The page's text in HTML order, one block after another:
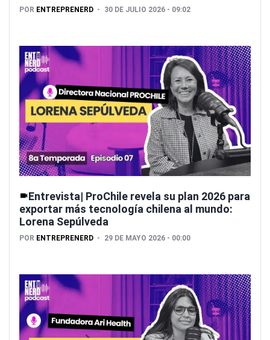
POR ENTREPRENERD 30 DE JULIO 2026 - 09:02
Entrevista| ProChile revela su plan 2026 para
exportar más tecnología chilena al mundo:
Lorena Sepúlveda
POR ENTREPRENERD 29 DE MAYO 2026 - 00:00